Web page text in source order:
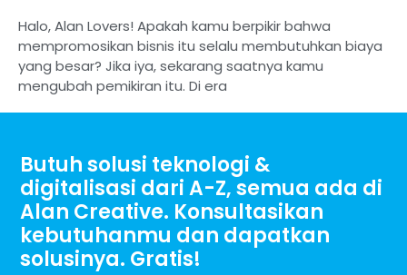
Halo, Alan Lovers! Apakah kamu berpikir bahwa
mempromosikan bisnis itu selalu membutuhkan biaya
yang besar? Jika iya, sekarang saatnya kamu
mengubah pemikiran itu. Di era
Butuh solusi teknologi &
digitalisasi dari A-Z, semua ada di
Alan Creative. Konsultasikan
kebutuhanmu dan dapatkan
solusinya. Gratis!